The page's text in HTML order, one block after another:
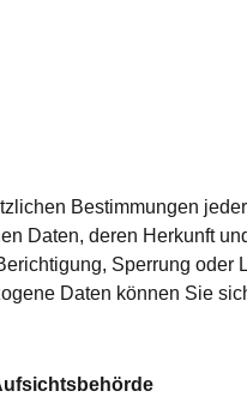
Bestimmungen
Daten, deren Herkunft
Sperrung oder
Daten können Sie